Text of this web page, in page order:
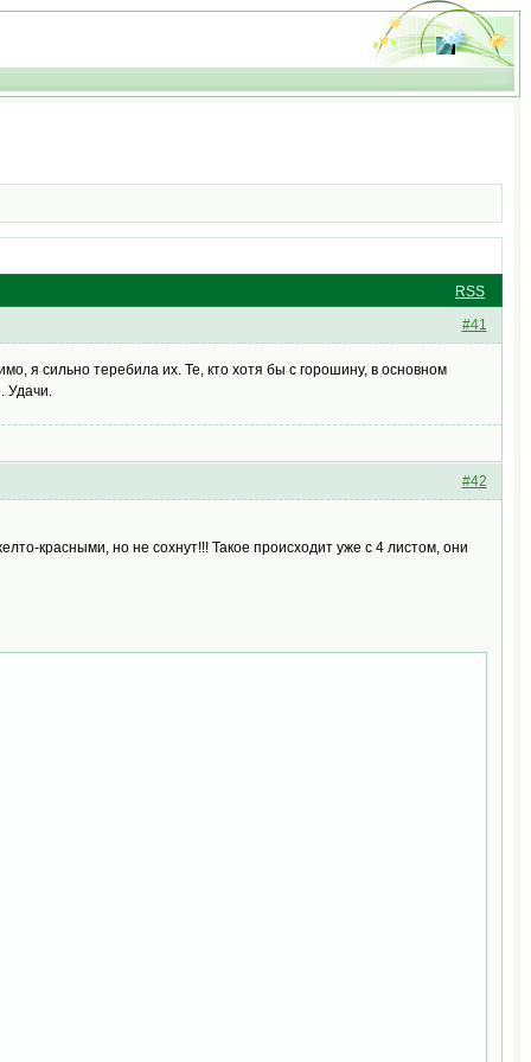
RSS
#41
я сильно теребила их. Те, кто хотя бы с горошину, в основном
Удачи.
#42
красными, но не сохнут!!! Такое происходит уже с 4 листом, они